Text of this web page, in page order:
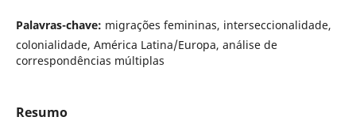
Palavras-chave: migrações femininas, interseccionalidade,
colonialidade, América Latina/Europa, análise de
correspondências múltiplas
Resumo